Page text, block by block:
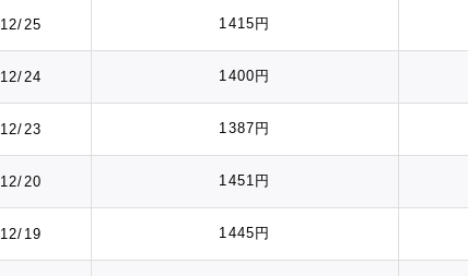
12/25 1415円
12/24 1400円
12/23 1387円
12/20 1451円
12/19 1445円